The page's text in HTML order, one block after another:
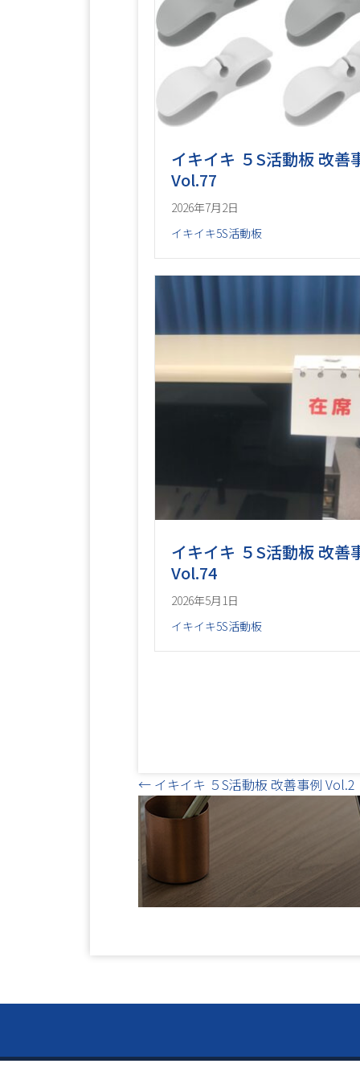
イキイキ ５S活動板 改善
Vol.77
2026年7月2日
イキイキ5S活動板
イキイキ ５S活動板 改善
Vol.74
2026年5月1日
イキイキ5S活動板
Posts
navigation
← イキイキ ５S活動板 改善事例 Vol.2